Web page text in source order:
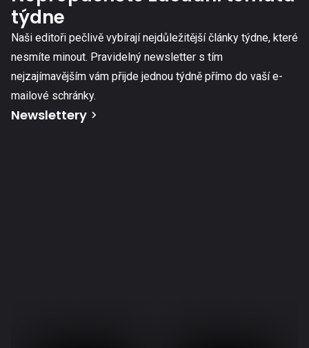
týdne
Naši editoři pečlivě vybírají nejdůležitější články týdne, které
nesmíte minout. Pravidelný newsletter s tím
nejzajímavějším vám přijde jednou týdně přímo do vaší e-
mailové schránky.
Newslettery